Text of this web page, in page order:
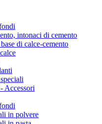
intonaci di cemento
di calce-cemento
Accessori
in polvere